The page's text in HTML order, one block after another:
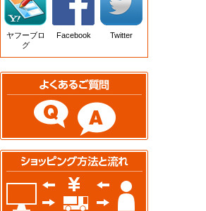
ヤフーブロ
グ
Facebook Twitter